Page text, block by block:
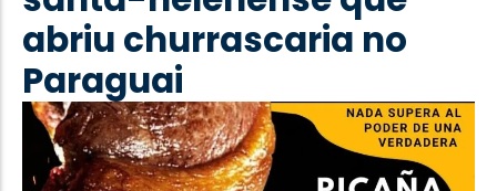
Geral
Obituário
Paraguai
Paraná
Política
abriu churrascaria no
Paraguai